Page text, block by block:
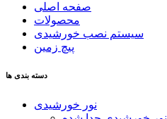
صفحه اصلی
محصولات
سیستم نصب خورشیدی
پیچ زمین
دسته بندی ها
نور خورشیدی